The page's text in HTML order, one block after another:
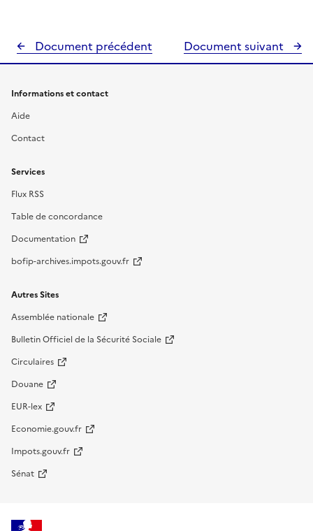
Document précédent Document suivant
Informations et contact
Aide
Contact
Services
Flux RSS
Table de concordance
Documentation
bofip-archives.impots.gouv.fr
Autres Sites
Assemblée nationale
Bulletin Officiel de la Sécurité Sociale
Circulaires
Douane
EUR-lex
Economie.gouv.fr
Impots.gouv.fr
Sénat